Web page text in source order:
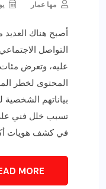
مها عمار
أصبح هناك
التواصل
عليه، وتعرض
المحتوى لخطر
بياناتهم
تسبب خلل فني
في كشف هويات أكثر من 1000 عامل
MORE